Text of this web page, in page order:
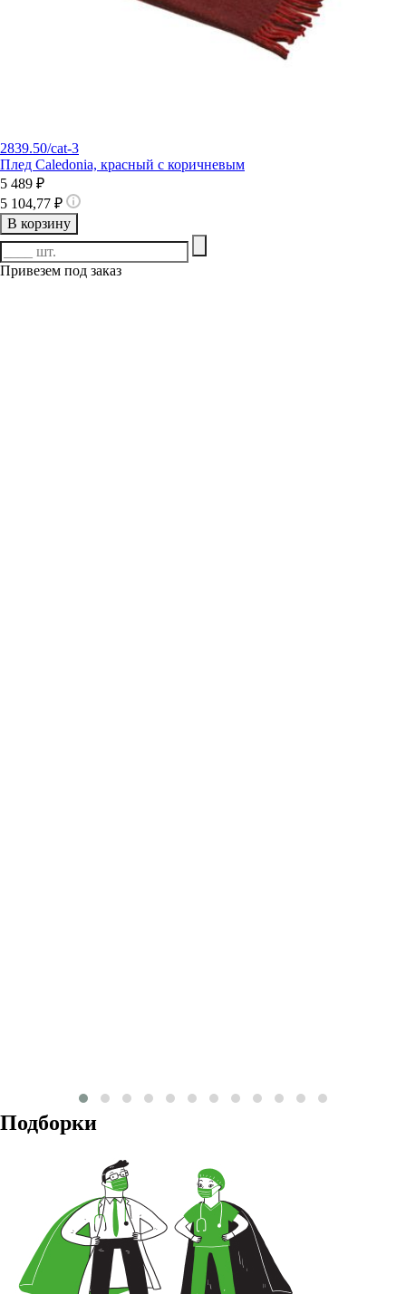
2839.50/cat-3
Плед Caledonia, красный с коричневым
5 489 ₽
5 104,77 ₽
В корзину
Привезем под заказ
Подборки